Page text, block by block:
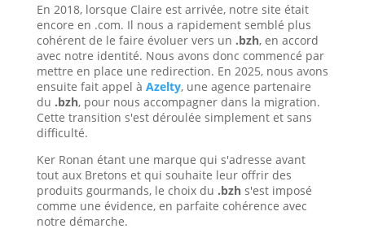
En 2018, lorsque Claire est arrivée, notre site était
encore en .com. Il nous a rapidement semblé plus
cohérent de le faire évoluer vers un .bzh, en accord
avec notre identité. Nous avons donc commencé par
mettre en place une redirection. En 2025, nous avons
ensuite fait appel à Azelty, une agence partenaire
du .bzh, pour nous accompagner dans la migration.
Cette transition s'est déroulée simplement et sans
difficulté.
Ker Ronan étant une marque qui s'adresse avant
tout aux Bretons et qui souhaite leur offrir des
produits gourmands, le choix du .bzhs'est imposé
comme une évidence, en parfaite cohérence avec
notre démarche.